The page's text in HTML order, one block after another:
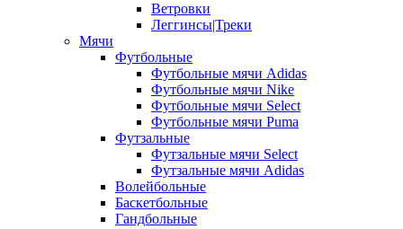
Ветровки
Леггинсы|Треки
Мячи
Футбольные
Футбольные мячи Adidas
Футбольные мячи Nike
Футбольные мячи Select
Футбольные мячи Puma
Футзальные
Футзальные мячи Select
Футзальные мячи Adidas
Волейбольные
Баскетбольные
Гандбольные